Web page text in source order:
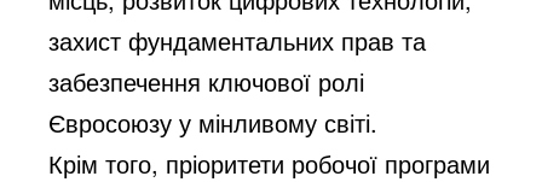
захист фундаментальних прав та
забезпечення ключової ролі
Євросоюзу у мінливому світі.
Крім того, пріоритети робочої програми